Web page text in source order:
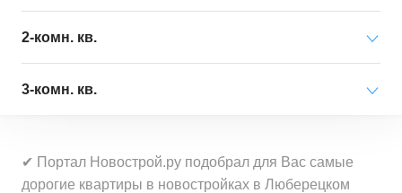
2-комн. кв.
Минимальная цена от 20 944 000 ₽
Средняя цена
за квартиру
от 21 108 000 ₽
3-комн. кв.
за квартиру
✔ Портал Новострой.ру подобрал для Вас самые
дорогие квартиры в новостройках в Люберецком